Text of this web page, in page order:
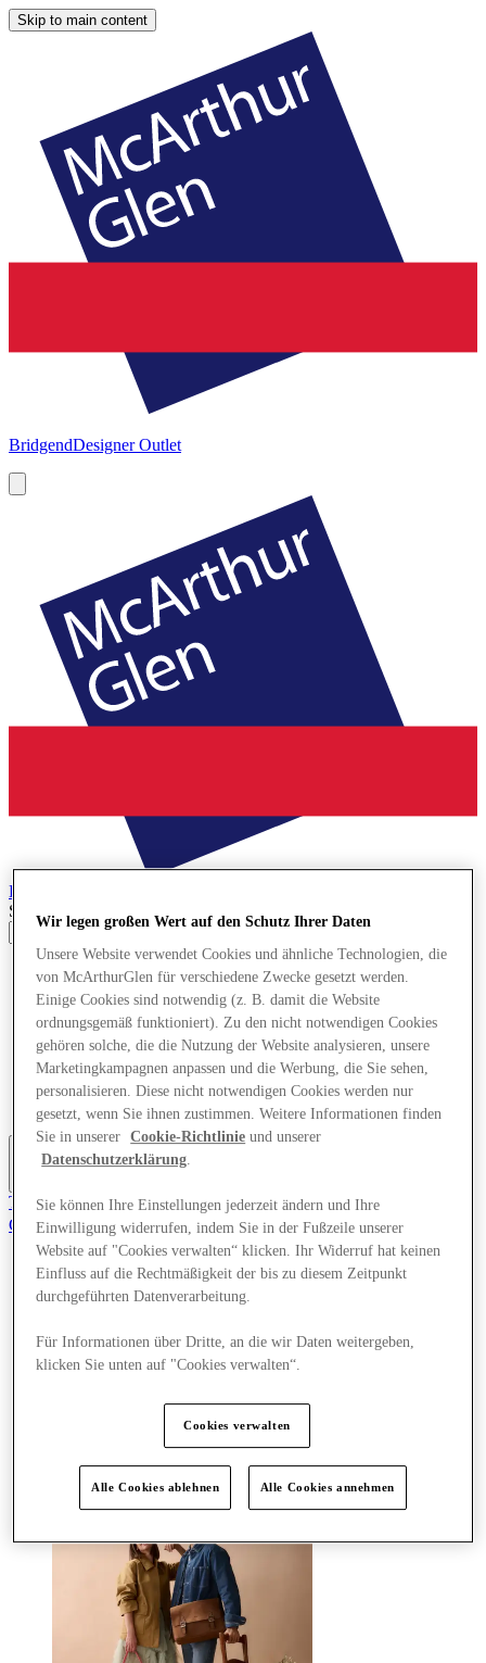
Skip to main content
BridgendDesigner Outlet
Bridgend
Search input
Geschäfte
Angebote
Planen Sie Ihren Besuch
Was läuft
Essen & Trinken
Dienstleistungen
Geschenkkarten
Mittelkarte
Tritt dem Club bei.
Gerettet
Geschäfte
Angebote
Was läuft
Essen & Trinken
Mehr
Wir legen großen Wert auf den Schutz Ihrer Daten
Unsere Website verwendet Cookies und ähnliche Technologien, die
von McArthurGlen für verschiedene Zwecke gesetzt werden.
Einige Cookies sind notwendig (z. B. damit die Website
ordnungsgemäß funktioniert). Zu den nicht notwendigen Cookies
gehören solche, die die Nutzung der Website analysieren, unsere
Marketingkampagnen anpassen und die Werbung, die Sie sehen,
personalisieren. Diese nicht notwendigen Cookies werden nur
gesetzt, wenn Sie ihnen zustimmen. Weitere Informationen finden
Sie in unserer
Cookie-Richtlinie und unserer
Datenschutzerklärung
Sie können Ihre Einstellungen jederzeit ändern und Ihre
Einwilligung widerrufen, indem Sie in der Fußzeile unserer
Website auf "Cookies verwalten“ klicken. Ihr Widerruf hat keinen
Einfluss auf die Rechtmäßigkeit der bis zu diesem Zeitpunkt
durchgeführten Datenverarbeitung.
Für Informationen über Dritte, an die wir Daten weitergeben,
klicken Sie unten auf "Cookies verwalten“.
Cookies verwalten
Alle Cookies ablehnen Alle Cookies annehmen